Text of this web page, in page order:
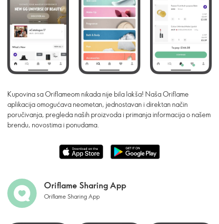
Kupovina sa Oriflameom nikada nije bila lakša! Naša Oriflame
aplikacija omogućava neometan, jednostavan i direktan način
poručivanja, pregleda naših proizvoda i primanja informacija o našem
brendu, novostima i ponudama.
Oriflame Sharing App
Oriflame Sharing App